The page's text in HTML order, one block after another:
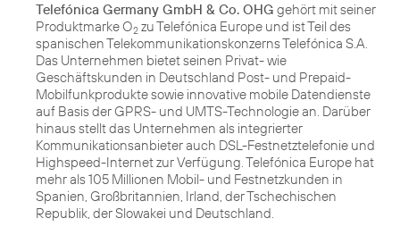
Telefónica Germany GmbH & Co. OHG gehört mit seiner
Produktmarke O2 zu Telefónica Europe und ist Teil des
spanischen Telekommunikationskonzerns Telefónica S.A.
Das Unternehmen bietet seinen Privat- wie
Geschäftskunden in Deutschland Post- und Prepaid-
Mobilfunkprodukte sowie innovative mobile Datendienste
auf Basis der GPRS- und UMTS-Technologie an. Darüber
hinaus stellt das Unternehmen als integrierter
Kommunikationsanbieter auch DSL-Festnetztelefonie und
Highspeed-Internet zur Verfügung. Telefónica Europe hat
mehr als 105 Millionen Mobil- und Festnetzkunden in
Spanien, Großbritannien, Irland, der Tschechischen
Republik, der Slowakei und Deutschland.